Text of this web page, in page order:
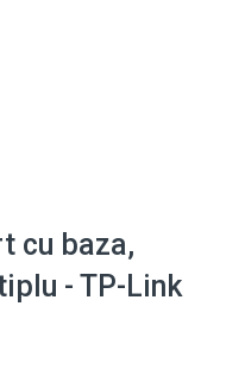
cu baza,
- TP-Link